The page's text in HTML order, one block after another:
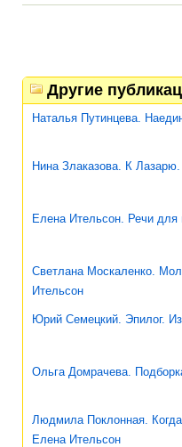
Другие
Наталья Путинцева.
Нина Злаказова. К
Елена Ительсон. Речи для
Светлана Москаленко.
Ительсон
Юрий Семецкий. Эпилог.
Ольга Домрачева.
Людмила Поклонная.
Елена Ительсон